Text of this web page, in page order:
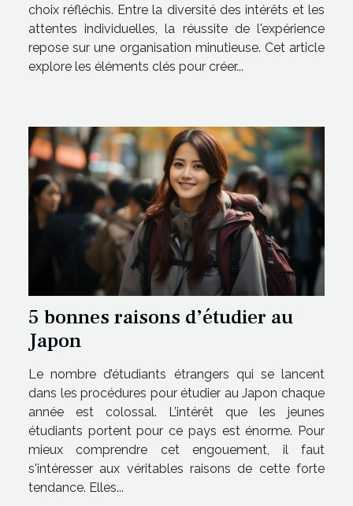
choix réfléchis. Entre la diversité des intérêts et les
attentes individuelles, la réussite de l'expérience
repose sur une organisation minutieuse. Cet article
explore les éléments clés pour créer...
5 bonnes raisons d’étudier au
Japon
Le nombre d’étudiants étrangers qui se lancent
dans les procédures pour étudier au Japon chaque
année est colossal. L’intérêt que les jeunes
étudiants portent pour ce pays est énorme. Pour
mieux comprendre cet engouement, il faut
s'intéresser aux véritables raisons de cette forte
tendance. Elles...